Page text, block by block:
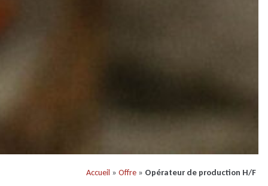
Accueil » Offre » Opérateur de production H/F